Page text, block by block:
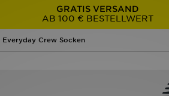
GRATIS VERSAND
AB 100 € BESTELLWERT
Everyday Crew Socken